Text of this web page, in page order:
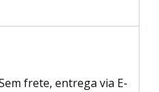
frete, entrega via E-